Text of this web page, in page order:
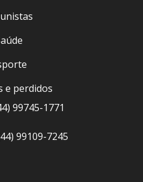
e perdidos
99745-1771
99109-7245